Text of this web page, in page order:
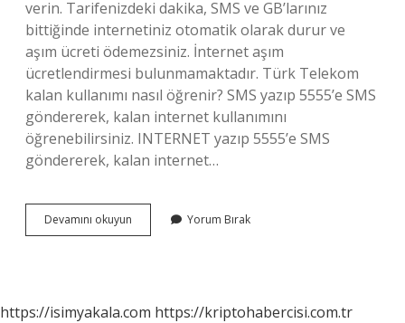
verin. Tarifenizdeki dakika, SMS ve GB’larınız
bittiğinde internetiniz otomatik olarak durur ve
aşım ücreti ödemezsiniz. İnternet aşım
ücretlendirmesi bulunmamaktadır. Türk Telekom
kalan kullanımı nasıl öğrenir? SMS yazıp 5555’e SMS
göndererek, kalan internet kullanımını
öğrenebilirsiniz. INTERNET yazıp 5555’e SMS
göndererek, kalan internet…
Devamını okuyun
Türk
Yorum Bırak
https://isimyakala.com https://kriptohabercisi.com.tr